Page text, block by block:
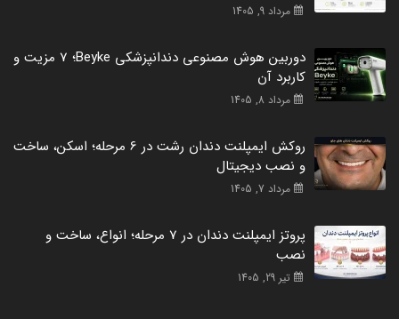
مرداد 9, 1405
دوربین هوش مصنوعی دندانپزشکی Beyke؛ 7 مزیت و
کاربرد آن
مرداد 8, 1405
روکش ایمپلنت دندان رشت در 6 مرحله؛ اسکن، ساخت
و نصب دیجیتال
مرداد 7, 1405
پروتز ایمپلنت دندان در 7 مرحله؛ انواع، ساخت و
نصب
تیر 29, 1405